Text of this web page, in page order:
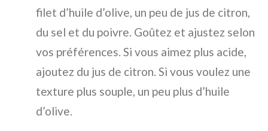
filet d’huile d’olive, un peu de jus de citron,
du sel et du poivre. Goûtez et ajustez selon
vos préférences. Si vous aimez plus acide,
ajoutez du jus de citron. Si vous voulez une
texture plus souple, un peu plus d’huile
d’olive.